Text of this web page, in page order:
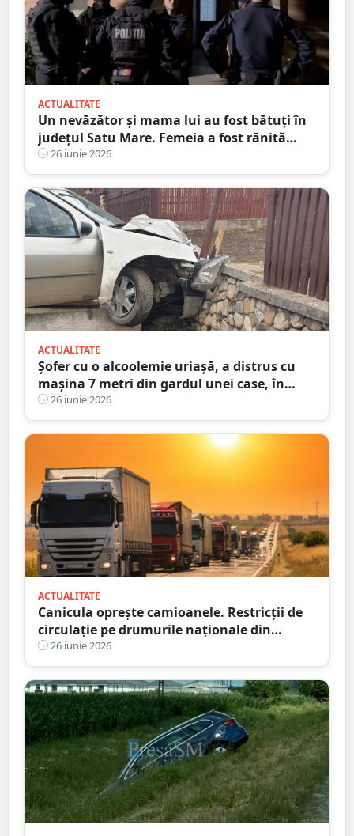
ACTUALITATE
Un nevăzător și mama lui au fost bătuți în
județul Satu Mare. Femeia a fost rănită
grav26 iunie 2026
ACTUALITATE
Șofer cu o alcoolemie uriașă, a distrus cu
mașina 7 metri din gardul unei case, în
județul Satu Mare
26 iunie 2026
ACTUALITATE
Canicula oprește camioanele. Restricții de
circulație pe drumurile naționale din
județul Satu Mare
26 iunie 2026